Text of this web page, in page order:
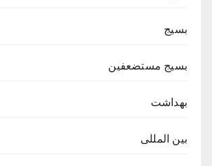
بسیج
بسیج مستضعفین
بهداشت
بین المللی